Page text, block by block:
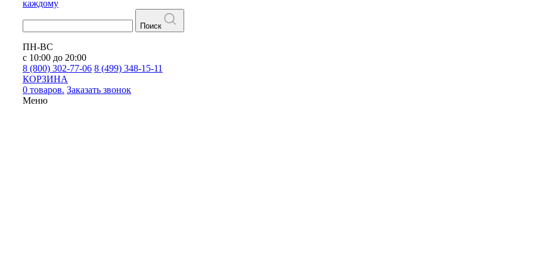
каждому
Поиск
ПН-ВС
с 10:00 до 20:00
8 (800) 302-77-06 8 (499) 348-15-11
КОРЗИНА
0 товаров. Заказать звонок
Меню